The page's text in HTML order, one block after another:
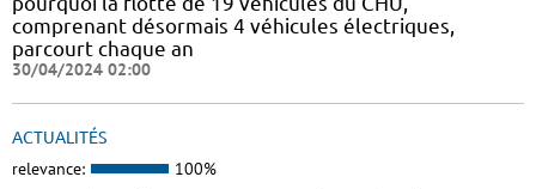
comprenant désormais 4 véhicules électriques,
parcourt chaque an
30/04/2024 02:00
ACTUALITÉS
relevance: 100%